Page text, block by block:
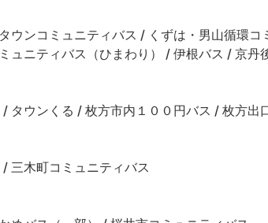
ウンコミュニティバス / くずは・男山循環コ
ュニティバス（ひまわり） / 伊根バス / 京丹
タウンくる / 枚方市内１００円バス / 枚方出
三木町コミュニティバス